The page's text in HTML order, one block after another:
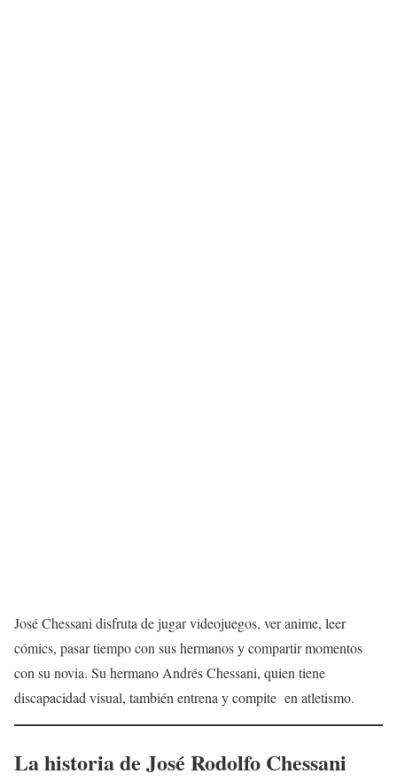
José Chessani disfruta de jugar videojuegos, ver anime, leer
cómics, pasar tiempo con sus hermanos y compartir momentos
con su novia. Su hermano Andrés Chessani, quien tiene
discapacidad visual, también entrena y compite en atletismo.
La historia de José Rodolfo Chessani